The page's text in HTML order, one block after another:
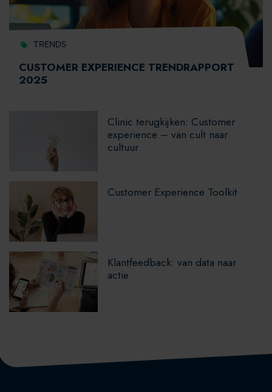
TRENDS
CUSTOMER EXPERIENCE TRENDRAPPORT
2025
Clinic terugkijken: Customer
experience – van cult naar
cultuur
Customer Experience Toolkit
Klantfeedback: van data naar
actie